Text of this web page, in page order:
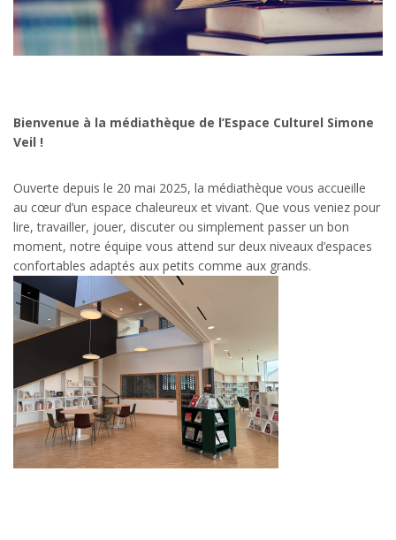
Bienvenue à la médiathèque de l’Espace Culturel Simone
Veil !
Ouverte depuis le 20 mai 2025, la médiathèque vous accueille
au cœur d’un espace chaleureux et vivant. Que vous veniez pour
lire, travailler, jouer, discuter ou simplement passer un bon
moment, notre équipe vous attend sur deux niveaux d’espaces
confortables adaptés aux petits comme aux grands.